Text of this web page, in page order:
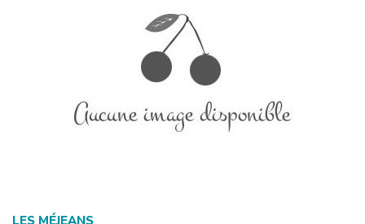
LES MÉJEANS